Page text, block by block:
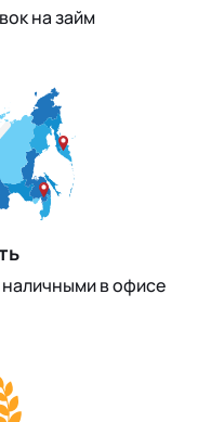
на займ
в офисе